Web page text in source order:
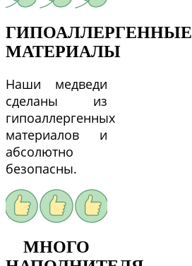
ГИПОАЛЛЕРГЕННЫЕ
МАТЕРИАЛЫ
Наши медведи
сделаны из
гипоаллергенных
материалов и
абсолютно
безопасны.
МНОГО